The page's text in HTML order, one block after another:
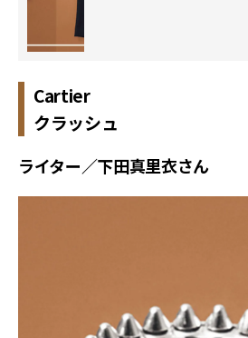
Cartier
クラッシュ
ライター／下田真里衣さん